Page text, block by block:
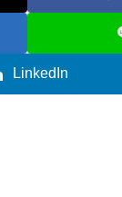
LinkedIn